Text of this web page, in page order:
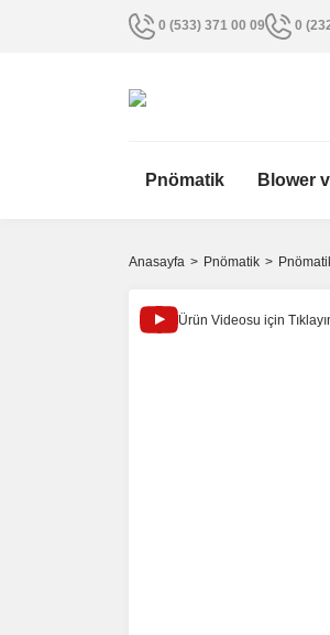
0 (533) 371 00 09 0
Pnömatik Blower
Anasayfa Pnömatik
Ürün Videosu için